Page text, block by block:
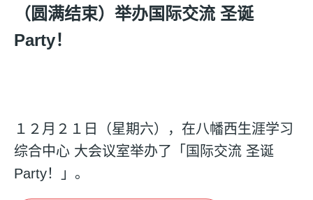
（圆满结束）举办国际交流 圣诞
Party！
１２月２１日（星期六），在八幡西生涯学习
综合中心 大会议室举办了「国际交流 圣诞
Party！」。